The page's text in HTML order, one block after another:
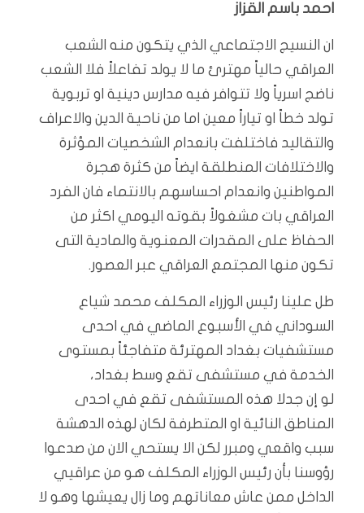
احمد باسم القزاز
ان النسيج الاجتماعي الذي يتكون منه الشعب
العراقي حالياً مهترئ ما لا يولد تفاعلاً فلا الشعب
ناضج اسرياً ولا تتوافر فيه مدارس دينية او تربوية
تولد خطاً او تياراً معين اما من ناحية الدين والاعراف
والتقاليد فاختلفت بانعدام الشخصيات المؤثرة
والاختلافات المنطلقة ايضاً من كثرة هجرة
المواطنين وانعدام احساسهم بالانتماء فان الفرد
العراقي بات مشغولاً بقوته اليومي اكثر من
الحفاظ على المقدرات المعنوية والمادية التى
تكون منها المجتمع العراقي عبر العصور.
طل علينا رئيس الوزراء المكلف محمد شياع
السوداني في الأسبوع الماضي في احدى
مستشفيات بغداد المهترئة متفاجئاً بمستوى
الخدمة في مستشفى تقع وسط بغداد،
لو إن جدلا هذه المستشفى تقع في احدى
المناطق النائية او المتطرفة لكان لهذه الدهشة
سبب واقعي ومبرر لكن الا يستحي الان من صدعوا
رؤوسنا بأن رئيس الوزراء المكلف هو من عراقيي
الداخل ممن عاش معاناتهم وما زال يعيشها وهو لا